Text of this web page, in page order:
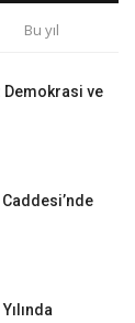
Bu yıl
Demokrasi ve